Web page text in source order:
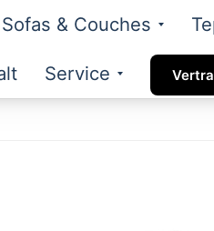
Sofas & Couches
Service